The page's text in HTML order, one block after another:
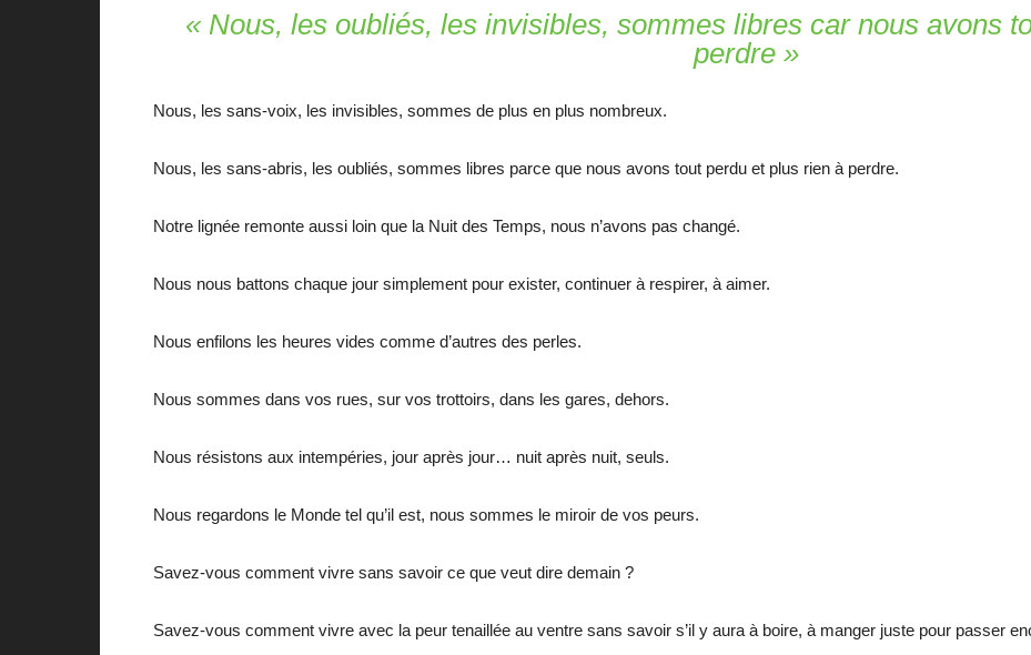
« Nous, les oubliés, les invisibles, sommes libres car nous avons
perdre »
Nous, les sans-voix, les invisibles, sommes de plus en plus nombreux.
Nous, les sans-abris, les oubliés, sommes libres parce que nous avons tout perdu et plus rien à perdre.
Notre lignée remonte aussi loin que la Nuit des Temps, nous n’avons pas changé.
Nous nous battons chaque jour simplement pour exister, continuer à respirer, à aimer.
Nous enfilons les heures vides comme d’autres des perles.
Nous sommes dans vos rues, sur vos trottoirs, dans les gares, dehors.
Nous résistons aux intempéries, jour après jour… nuit après nuit, seuls.
Nous regardons le Monde tel qu’il est, nous sommes le miroir de vos peurs.
Savez-vous comment vivre sans savoir ce que veut dire demain ?
Savez-vous comment vivre avec la peur tenaillée au ventre sans savoir s’il y aura à boire, à manger juste pour passer